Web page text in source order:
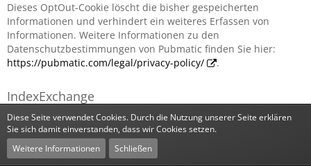
Dieses OptOut-Cookie löscht die bisher gespeicherten
Informationen und verhindert ein weiteres Erfassen von
Informationen. Weitere Informationen zu den
Datenschutzbestimmungen von Pubmatic finden Sie hier:
https://pubmatic.com/legal/privacy-policy/
.
IndexExchange
Indexexchange (http://www.indexexchange.com/
) setzt
Technologien ein, um Ihnen für Sie relevante Werbeanzeigen
zu präsentieren.
Diese Seite verwendet Cookies. Durch die Nutzung unserer Seite erklären
Sie sich damit einverstanden, dass wir Cookies setzen.
Weitere Informationen
Schließen